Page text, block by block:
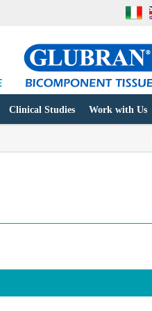
Clinical Studies Work with Us